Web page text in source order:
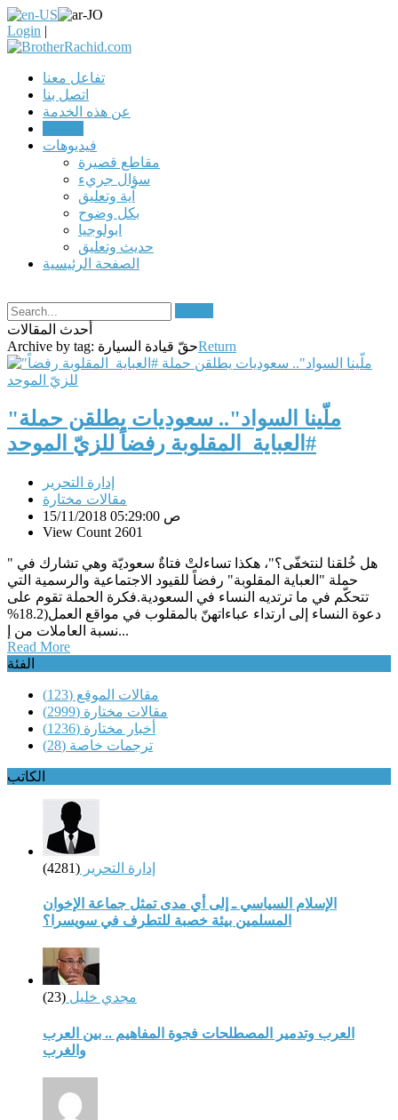
Login |
تفاعل معنا
اتصل بنا
عن هذه الخدمة
فيديوهات
مقاطع قصيرة
سؤال جريء
آية وتعليق
بكل وضوح
ابولوجيا
حديث وتعليق
الصفحة الرئيسية
أحدث المقالات
Archive by tag: حقّ قيادة السيارةReturn
"ملّينا السواد".. سعوديات يطلقن حملة
#العباية_المقلوبة رفضاً للزيّ الموحد
إدارة التحرير
مقالات مختارة
15/11/2018 05:29:00 ص
View Count 2601
" هل خُلقنا لنتخفّى؟"، هكذا تساءلتْ فتاةٌ سعوديّة وهي تشارك في
حملة "العباية المقلوبة" رفضاً للقيود الاجتماعية والرسمية التي
تتحكّم في ما ترتديه النساء في السعودية.فكرة الحملة تقوم على
دعوة النساء إلى ارتداء عباءاتهنّ بالمقلوب في مواقع العمل(18.2%
نسبة العاملات من إ...
Read More
الفئة
مقالات الموقع (123)
مقالات مختارة (2999)
أخبار مختارة (1236)
ترجمات خاصة (28)
الكاتب
إدارة التحرير (4281)
الإسلام السياسي ـ إلى أي مدى تمثل جماعة الإخوان
المسلمين بيئة خصبة للتطرف في سويسرا؟
مجدي خليل (23)
العرب وتدمير المصطلحات فجوة المفاهيم .. بين العرب
والغرب